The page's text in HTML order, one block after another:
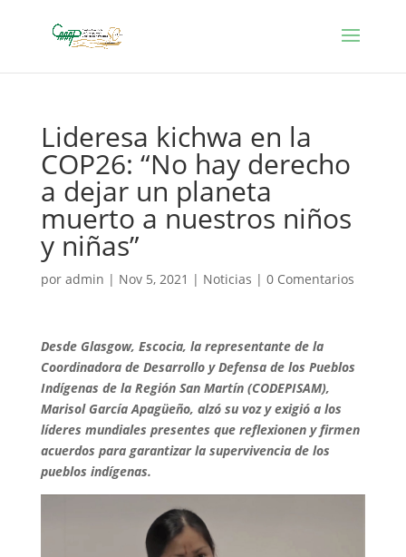
Lideresa kichwa en la
COP26: “No hay derecho
a dejar un planeta
muerto a nuestros niños
y niñas”
por admin | Nov 5, 2021 | Noticias | 0 Comentarios
Desde Glasgow, Escocia, la representante de la
Coordinadora de Desarrollo y Defensa de los Pueblos
Indígenas de la Región San Martín (CODEPISAM),
Marisol García Apagüeño, alzó su voz y exigió a los
líderes mundiales presentes que reflexionen y firmen
acuerdos para garantizar la supervivencia de los
pueblos indígenas.